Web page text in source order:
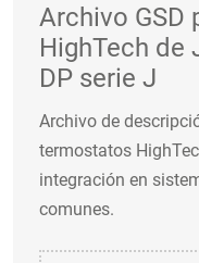
Archivo GSD
HighTech de
DP serie J
Archivo de
termostatos
integración en
comunes.